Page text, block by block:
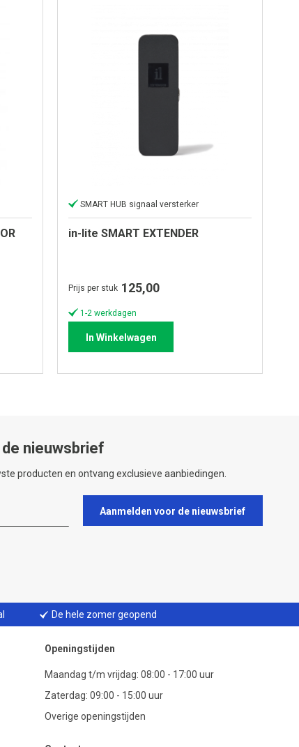
SMART HUB signaal versterker
in-lite SMART EXTENDER
Prijs per stuk 125,00
1-2 werkdagen
In Winkelwagen
nieuwsbrief
producten en ontvang exclusieve aanbiedingen.
Aanmelden voor de nieuwsbrief
De hele zomer geopend
Openingstijden
Maandag t/m vrijdag: 08:00 - 17:00 uur
Zaterdag: 09:00 - 15:00 uur
Overige openingstijden